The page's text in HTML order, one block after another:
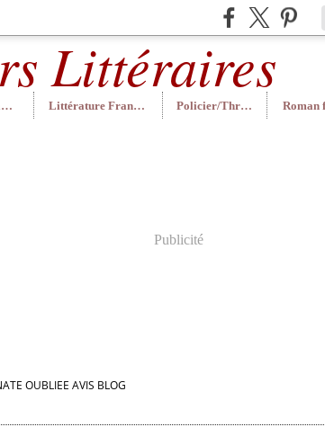
Littérature étrangère Littérature Française Policier/Thriller
Publicité
OUBLIEE AVIS BLOG